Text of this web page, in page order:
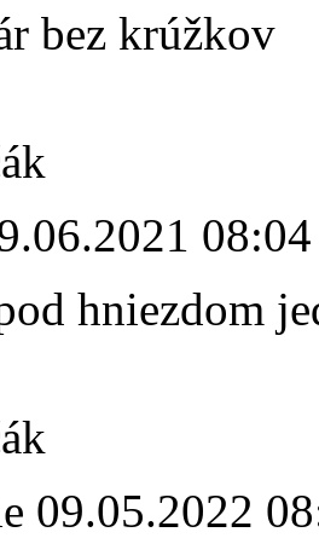
bez krúžkov
08:04
hniezdom
09.05.2022